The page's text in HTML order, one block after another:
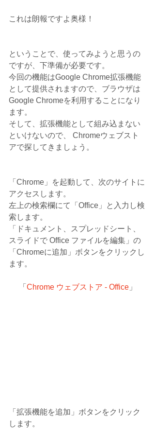
これは朗報ですよ奥様！
ということで、使ってみようと思うの
ですが、下準備が必要です。
今回の機能はGoogle Chrome拡張機能
として提供されますので、ブラウザは
Google Chromeを利用することになり
ます。
そして、拡張機能として組み込まない
といけないので、 Chromeウェブスト
アで探してきましょう。
「Chrome」を起動して、次のサイトに
アクセスします。
左上の検索欄にて「Office」と入力し検
索します。
「ドキュメント、スプレッドシート、
スライドで Office ファイルを編集」の
「Chromeに追加」ボタンをクリックし
ます。
「 Chrome ウェブストア - Office」
「拡張機能を追加」ボタンをクリック
します。